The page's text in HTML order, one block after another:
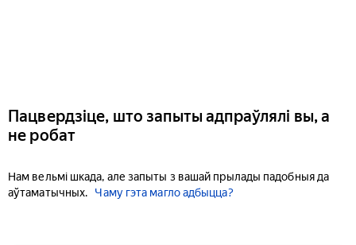
Пацвердзіце, што запыты адпраўлялі вы, а
не робат
Нам вельмі шкада, але запыты з вашай прылады падобныя да
аўтаматычных.
Чаму гэта магло адбыцца?